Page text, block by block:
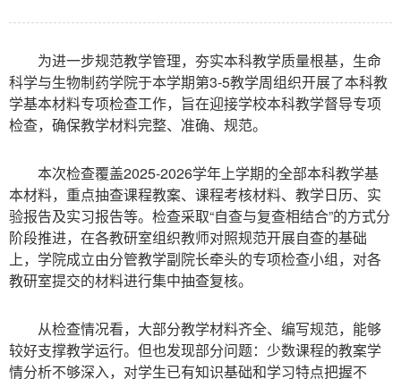
为进一步规范教学管理，夯实本科教学质量根基，生命
科学与生物制药学院于本学期第3-5教学周组织开展了本科教
学基本材料专项检查工作，旨在迎接学校本科教学督导专项
检查，确保教学材料完整、准确、规范。
本次检查覆盖2025-2026学年上学期的全部本科教学基
本材料，重点抽查课程教案、课程考核材料、教学日历、实
验报告及实习报告等。检查采取“自查与复查相结合”的方式分
阶段推进，在各教研室组织教师对照规范开展自查的基础
上，学院成立由分管教学副院长牵头的专项检查小组，对各
教研室提交的材料进行集中抽查复核。
从检查情况看，大部分教学材料齐全、编写规范，能够
较好支撑教学运行。但也发现部分问题：少数课程的教案学
情分析不够深入，对学生已有知识基础和学习特点把握不